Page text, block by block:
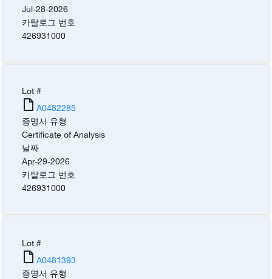
Jul-28-2026
카탈로그 번호
426931000
Lot #
A0482285
증명서 유형
Certificate of Analysis
날짜
Apr-29-2026
카탈로그 번호
426931000
Lot #
A0481393
증명서 유형